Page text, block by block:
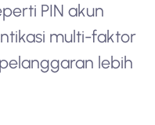
PIN akun
multi-faktor
lebih